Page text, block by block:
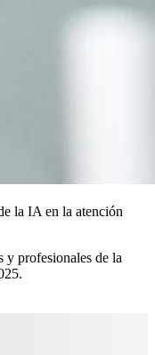
la IA en la atención
y profesionales de la